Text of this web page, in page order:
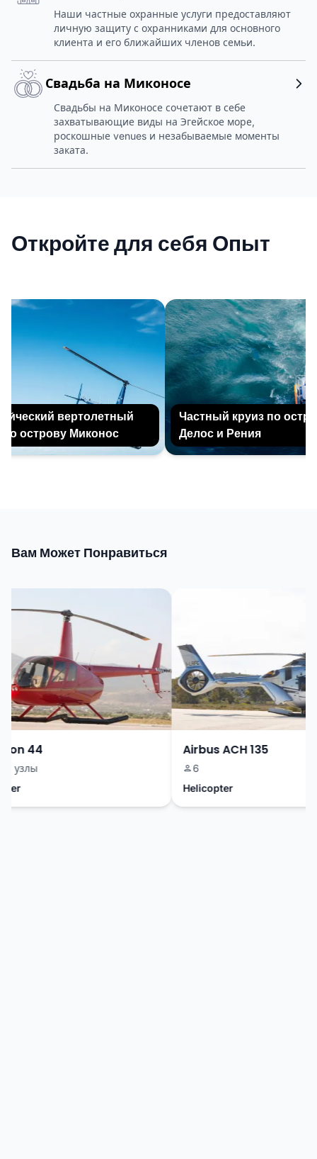
Наши частные охранные услуги предоставляют
личную защиту с охранниками для основного
клиента и его ближайших членов семьи.
Свадьба на Миконосе
Свадьбы на Миконосе сочетают в себе
захватывающие виды на Эгейское море,
роскошные venues и незабываемые моменты
заката.
Откройте для себя Опыт
вертолетный
острову Миконос
Частный круиз по
Делос и Рения
Вам Может Понравиться
44
узлы
Airbus ACH 135
6
Helicopter